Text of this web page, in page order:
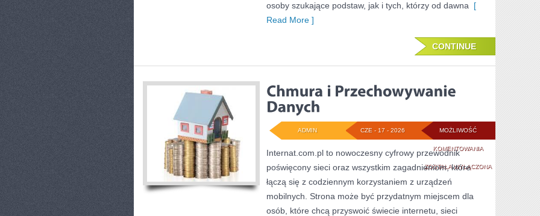
osoby szukające podstaw, jak i tych, którzy od dawna [
Read More ]
CONTINUE
MOŻLIWOŚĆ
KOMENTOWANIACHMURA
I
DANYCH
ZOSTAŁA WYŁĄCZONA
CZE - 17 - 2026
ADMIN
Internat.com.pl to nowoczesny cyfrowy przewodnik
poświęcony sieci oraz wszystkim zagadnieniom, które
łączą się z codziennym korzystaniem z urządzeń
mobilnych. Strona może być przydatnym miejscem dla
osób, które chcą przyswoić świecie internetu, sieci